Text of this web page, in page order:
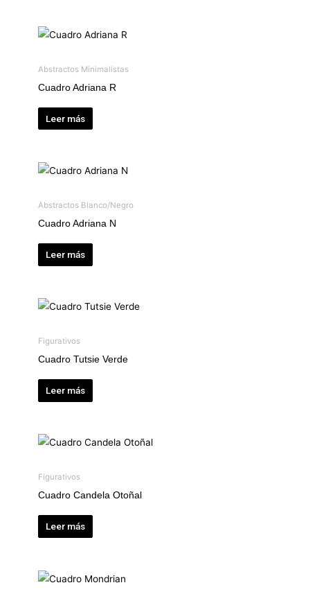
Abstractos Minimalistas
Cuadro Adriana R
Leer más
Abstractos Blanco/Negro
Cuadro Adriana N
Leer más
Figurativos
Cuadro Tutsie Verde
Leer más
Figurativos
Cuadro Candela Otoñal
Leer más